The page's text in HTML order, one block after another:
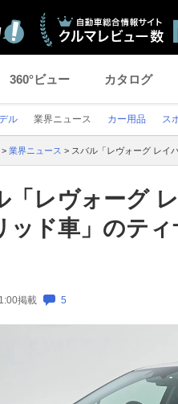
360°ビュー カタログ
ル 業界ニュース カー用品 ス
> 業界ニュース > スバル「レヴォーグ レ
「レヴォーグ
ッド車」のテ
掲載 5